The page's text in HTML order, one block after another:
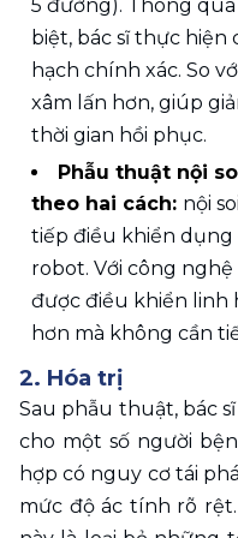
5 đường). Thông
biệt, bác sĩ thực hiện
hạch chính xác. So
xâm lấn hơn, giúp
thời gian hồi phục.
Phẫu thuật nội
theo hai cách: nội
tiếp điều khiển dụng
robot. Với công
được điều khiển linh
hơn mà không cần
2. Hóa trị
Sau phẫu thuật, bác
cho một số người
hợp có nguy cơ tái
mức độ ác tính rõ